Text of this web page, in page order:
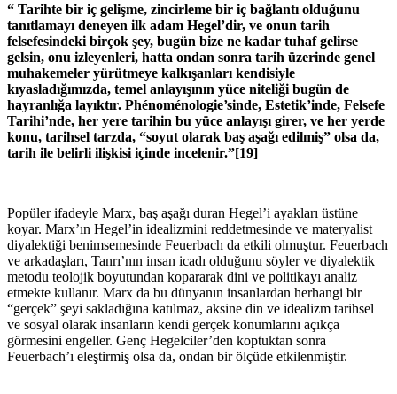
“ Tarihte bir iç gelişme, zincirleme bir iç bağlantı olduğunu
tanıtlamayı deneyen ilk adam Hegel’dir, ve onun tarih
felsefesindeki birçok şey, bugün bize ne kadar tuhaf gelirse
gelsin, onu izleyenleri, hatta ondan sonra tarih üzerinde genel
muhakemeler yürütmeye kalkışanları kendisiyle
kıyasladığımızda, temel anlayışının yüce niteliği bugün de
hayranlığa layıktır. Phénoménologie’sinde, Estetik’inde, Felsefe
Tarihi’nde, her yere tarihin bu yüce anlayışı girer, ve her yerde
konu, tarihsel tarzda, “soyut olarak baş aşağı edilmiş” olsa da,
tarih ile belirli ilişkisi içinde incelenir.”[19]
Popüler ifadeyle Marx, baş aşağı duran Hegel’i ayakları üstüne
koyar. Marx’ın Hegel’in idealizmini reddetmesinde ve materyalist
diyalektiği benimsemesinde Feuerbach da etkili olmuştur. Feuerbach
ve arkadaşları, Tanrı’nın insan icadı olduğunu söyler ve diyalektik
metodu teolojik boyutundan kopararak dini ve politikayı analiz
etmekte kullanır. Marx da bu dünyanın insanlardan herhangi bir
“gerçek” şeyi sakladığına katılmaz, aksine din ve idealizm tarihsel
ve sosyal olarak insanların kendi gerçek konumlarını açıkça
görmesini engeller. Genç Hegelciler’den koptuktan sonra
Feuerbach’ı eleştirmiş olsa da, ondan bir ölçüde etkilenmiştir.